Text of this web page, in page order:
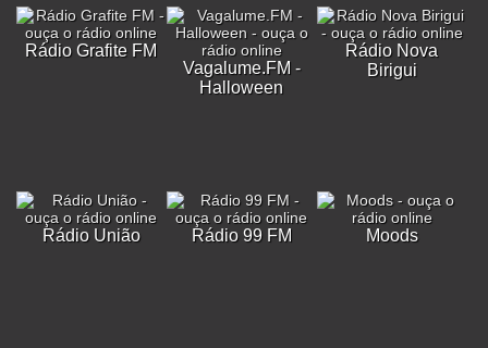
Rádio Grafite FM
Vagalume.FM -
Halloween
Rádio Nova
Birigui
Rádio União Rádio 99 FM Moods